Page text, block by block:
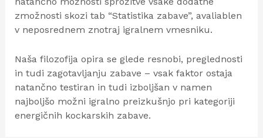
zmožnosti skozi tab “Statistika zabave”, avaliablen
v neposrednem znotraj igralnem vmesniku.
Naša filozofija opira se glede resnobi, preglednosti
in tudi zagotavljanju zabave – vsak faktor ostaja
natančno testiran in tudi izboljšan v namen
najboljšo možni igralno preizkušnjo pri kategoriji
energičnih kockarskih zabave.